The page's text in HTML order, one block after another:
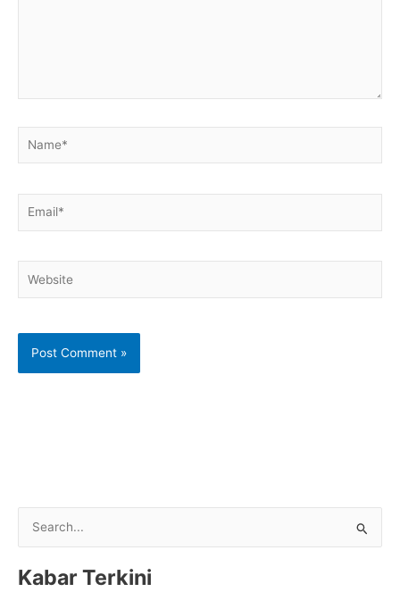
a
Kabar Terkini